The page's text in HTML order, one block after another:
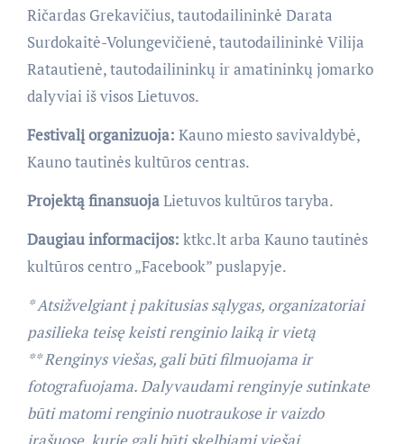
Ričardas Grekavičius, tautodailininkė Darata
Surdokaitė-Volungevičienė, tautodailininkė Vilija
Ratautienė, tautodailininkų ir amatininkų jomarko
dalyviai iš visos Lietuvos.
Festivalį organizuoja: Kauno miesto savivaldybė,
Kauno tautinės kultūros centras.
Projektą finansuojaLietuvos kultūros taryba.
Daugiau informacijos: ktkc.lt arba Kauno tautinės
kultūros centro „Facebook” puslapyje.
* Atsižvelgiant į pakitusias sąlygas, organizatoriai
pasilieka teisę keisti renginio laiką ir vietą
** Renginys viešas, gali būti filmuojama ir
fotografuojama. Dalyvaudami renginyje sutinkate
būti matomi renginio nuotraukose ir vaizdo